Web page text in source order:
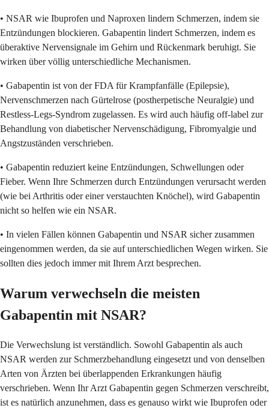
• NSAR wie Ibuprofen und Naproxen lindern Schmerzen, indem sie
Entzündungen blockieren. Gabapentin lindert Schmerzen, indem es
überaktive Nervensignale im Gehirn und Rückenmark beruhigt. Sie
wirken über völlig unterschiedliche Mechanismen.
• Gabapentin ist von der FDA für Krampfanfälle (Epilepsie),
Nervenschmerzen nach Gürtelrose (postherpetische Neuralgie) und
Restless-Legs-Syndrom zugelassen. Es wird auch häufig off-label zur
Behandlung von diabetischer Nervenschädigung, Fibromyalgie und
Angstzuständen verschrieben.
• Gabapentin reduziert keine Entzündungen, Schwellungen oder
Fieber. Wenn Ihre Schmerzen durch Entzündungen verursacht werden
(wie bei Arthritis oder einer verstauchten Knöchel), wird Gabapentin
nicht so helfen wie ein NSAR.
• In vielen Fällen können Gabapentin und NSAR sicher zusammen
eingenommen werden, da sie auf unterschiedlichen Wegen wirken. Sie
sollten dies jedoch immer mit Ihrem Arzt besprechen.
Warum verwechseln die meisten
Gabapentin mit NSAR?
Die Verwechslung ist verständlich. Sowohl Gabapentin als auch
NSAR werden zur Schmerzbehandlung eingesetzt und von denselben
Arten von Ärzten bei überlappenden Erkrankungen häufig
verschrieben. Wenn Ihr Arzt Gabapentin gegen Schmerzen verschreibt,
ist es natürlich anzunehmen, dass es genauso wirkt wie Ibuprofen oder